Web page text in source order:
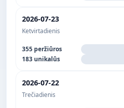
2026-07-23
Ketvirtadienis
355 peržiūros
183 unikalūs
2026-07-22
Trečiadienis